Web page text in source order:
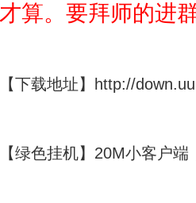
才算。要拜师的进
【下载地址】http://
【绿色挂机】20M小客户